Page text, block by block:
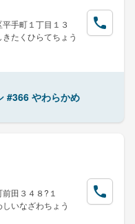
手町１丁目１３
たくひらてちょう
#366 やわらかめ
田３４８?１
いなざわちょう